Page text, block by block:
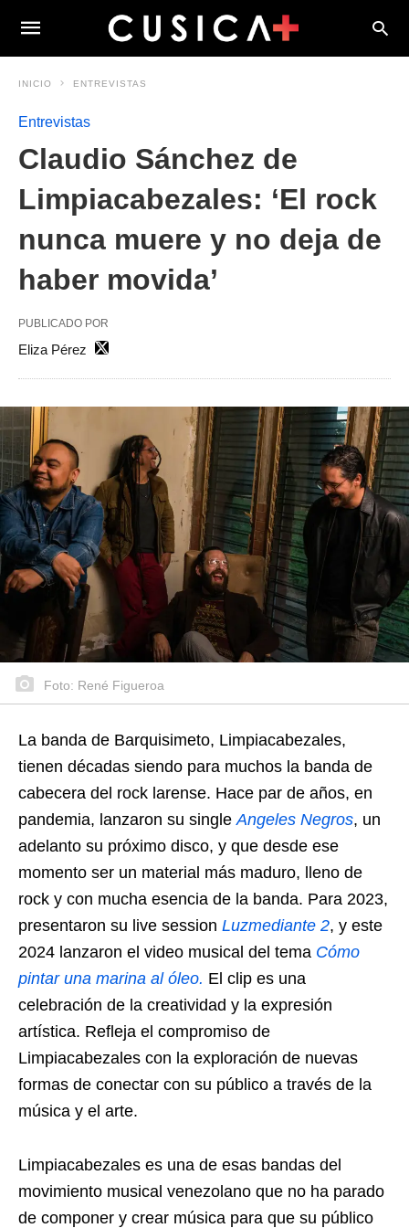
INICIO ENTREVISTAS
Entrevistas
Claudio Sánchez de
Limpiacabezales: ‘El rock
nunca muere y no deja de
haber movida’
PUBLICADO POR
Eliza Pérez
Foto: René Figueroa
La banda de Barquisimeto, Limpiacabezales,
tienen décadas siendo para muchos la banda de
cabecera del rock larense. Hace par de años, en
pandemia, lanzaron su singleAngeles Negros, un
adelanto su próximo disco, y que desde ese
momento ser un material más maduro, lleno de
rock y con mucha esencia de la banda. Para 2023,
presentaron su live session Luzmediante 2, y este
2024 lanzaron el video musical del tema Cómo
pintar una marina al óleo. El clip es una
celebración de la creatividad y la expresión
artística. Refleja el compromiso de
Limpiacabezales con la exploración de nuevas
formas de conectar con su público a través de la
música y el arte.
Limpiacabezales es una de esas bandas del
movimiento musical venezolano que no ha parado
de componer y crear música para que su público